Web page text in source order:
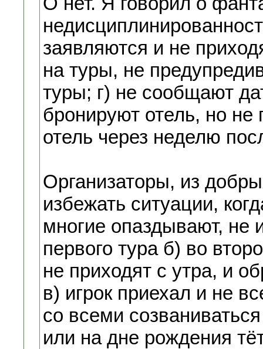
заявляются и не
на туры, не
туры; г) не сообщают
бронируют отель, но
отель через неделю
Организаторы, из
избежать ситуации,
многие опаздывают, не
первого тура б) во
не приходят с утра, и
в) игрок приехал и не
со всеми
или на дне рождения